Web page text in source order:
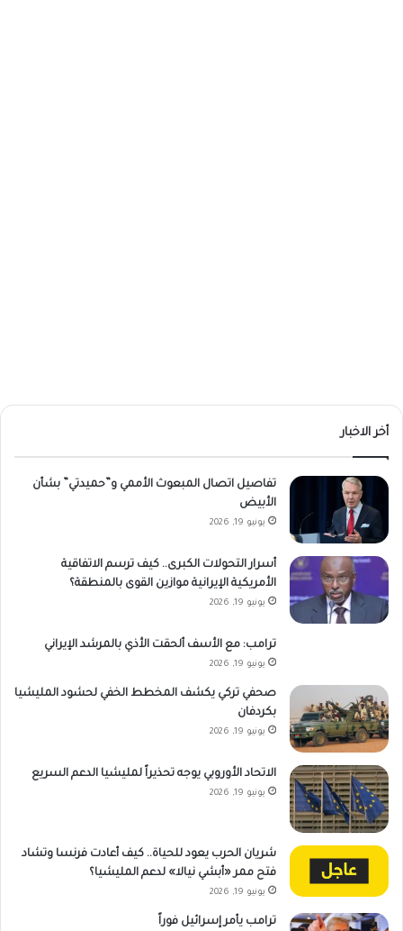
أخر الاخبار
تفاصيل اتصال المبعوث الأممي و”حميدتي” بشأن
الأبيض
يونيو 19, 2026
أسرار التحولات الكبرى.. كيف ترسم الاتفاقية
الأمريكية الإيرانية موازين القوى بالمنطقة؟
يونيو 19, 2026
ترامب: مع الأسف ألحقت الأذي بالمرشد الإيراني
يونيو 19, 2026
صحفي تركي يكشف المخطط الخفي لحشود المليشيا
بكردفان
يونيو 19, 2026
الاتحاد الأوروبي يوجه تحذيراً لمليشيا الدعم السريع
يونيو 19, 2026
شريان الحرب يعود للحياة.. كيف أعادت فرنسا وتشاد
فتح ممر «أبشي نيالا» لدعم المليشيا؟
يونيو 19, 2026
ترامب يأمر إسرائيل فوراً